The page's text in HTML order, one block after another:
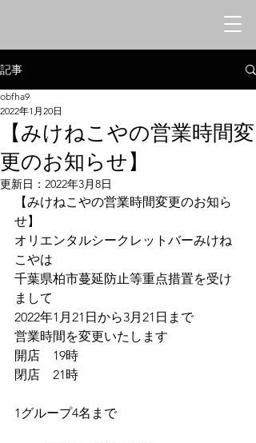
記事
【みけねこやの営業時間変
更のお知らせ】
obfha9
2022年1月20日
更新日： 2022年3月8日
【みけねこやの営業時間変更のお知ら
せ】
オリエンタルシークレットバーみけね
こやは
千葉県柏市蔓延防止等重点措置を受け
まして
2022年1月21日から3月21日まで
営業時間を変更いたします
開店　19時
閉店　21時
1グループ4名まで